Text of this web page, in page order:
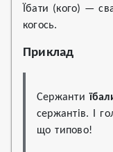
Їбати (кого) —
когось.
Приклад
Сержанти
сержантів. І
що типово!